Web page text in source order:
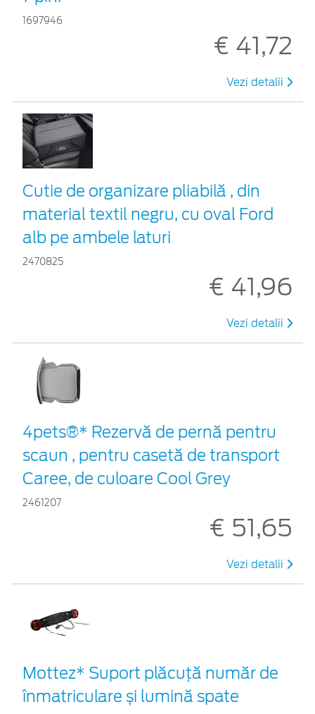
1697946
€ 41,72
Vezi detalii
Cutie de organizare pliabilă , din
material textil negru, cu oval Ford
alb pe ambele laturi
2470825
€ 41,96
Vezi detalii
4pets®* Rezervă de pernă pentru
scaun , pentru casetă de transport
Caree, de culoare Cool Grey
2461207
€ 51,65
Vezi detalii
Mottez* Suport plăcuță număr de
înmatriculare și lumină spate